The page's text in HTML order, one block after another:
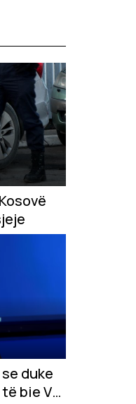
duke
bie VV-